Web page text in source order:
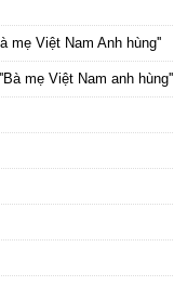
mẹ Việt Nam Anh hùng''
mẹ Việt Nam anh hùng''